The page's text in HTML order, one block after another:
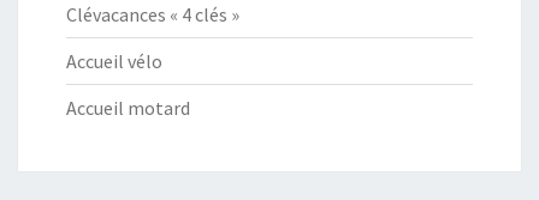
Clévacances « 4 clés »
Accueil vélo
Accueil motard